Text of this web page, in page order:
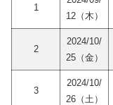
1
12（木）
2
2024/10/
25（金）
3
2024/10/
26（土）